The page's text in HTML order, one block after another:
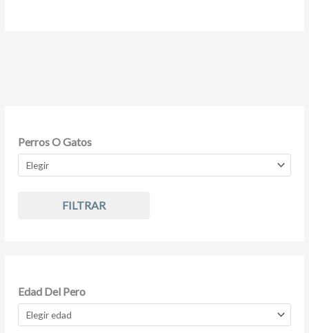
Perros O Gatos
FILTRAR
Edad Del Pero